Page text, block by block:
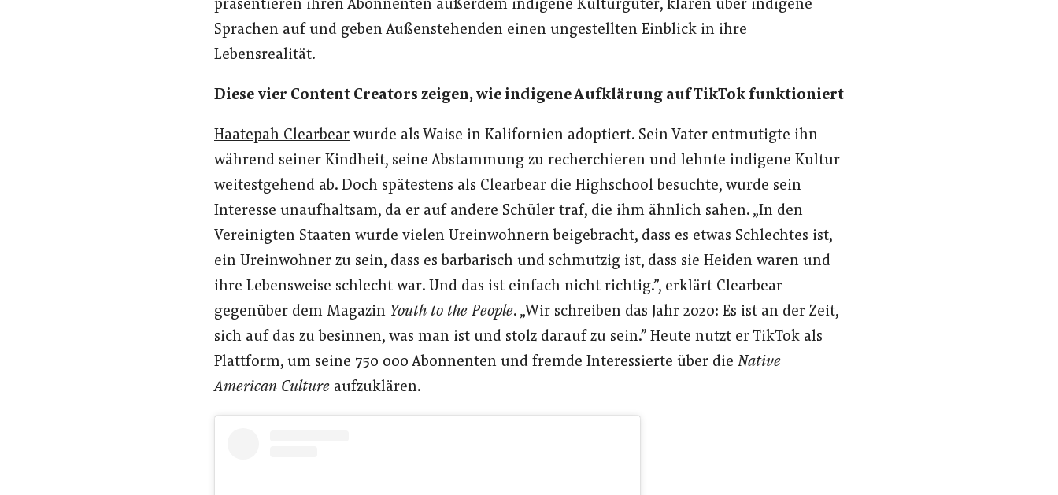
präsentieren ihren Abonnenten außerdem indigene Kulturgüter, klären über indigene
Sprachen auf und geben Außenstehenden einen ungestellten Einblick in ihre
Lebensrealität.
Diese vier Content Creators zeigen, wie indigene Aufklärung auf TikTok funktioniert
Haatepah Clearbear wurde als Waise in Kalifornien adoptiert. Sein Vater entmutigte ihn
während seiner Kindheit, seine Abstammung zu recherchieren und lehnte indigene Kultur
weitestgehend ab. Doch spätestens als Clearbear die Highschool besuchte, wurde sein
Interesse unaufhaltsam, da er auf andere Schüler traf, die ihm ähnlich sahen. „In den
Vereinigten Staaten wurde vielen Ureinwohnern beigebracht, dass es etwas Schlechtes ist,
ein Ureinwohner zu sein, dass es barbarisch und schmutzig ist, dass sie Heiden waren und
ihre Lebensweise schlecht war. Und das ist einfach nicht richtig.”, erklärt Clearbear
gegenüber dem Magazin Youth to the People. „Wir schreiben das Jahr 2020: Es ist an der Zeit,
sich auf das zu besinnen, was man ist und stolz darauf zu sein.” Heute nutzt er TikTok als
Plattform, um seine 750 000 Abonnenten und fremde Interessierte über die Native
American Culture aufzuklären.